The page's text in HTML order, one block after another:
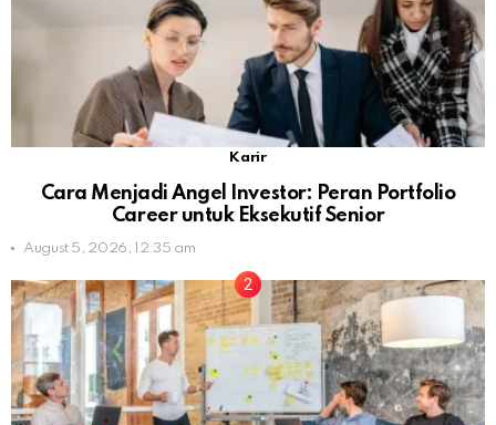
Karir
Cara Menjadi Angel Investor: Peran Portfolio
Career untuk Eksekutif Senior
August 5, 2026, 12:35 am